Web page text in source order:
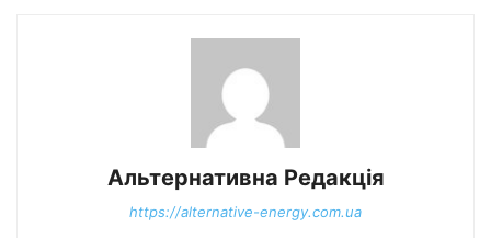
Альтернативна Редакція
https://alternative-energy.com.ua